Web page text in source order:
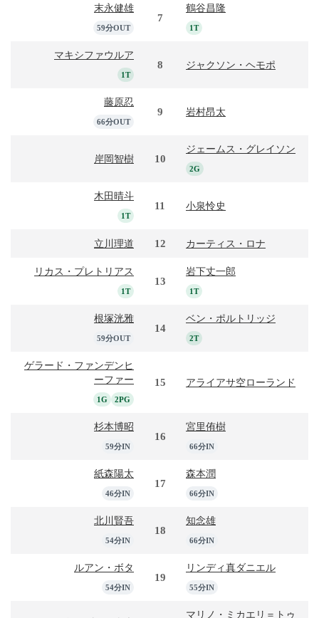
末永健雄
59分OUT
7
鶴谷昌隆
1T
マキシファウルア
1T
8 ジャクソン・ヘモポ
藤原忍
66分OUT
9 岩村昂太
岸岡智樹 10
ジェームス・グレイソン
2G
木田晴斗
1T
11 小泉怜史
立川理道 12 カーティス・ロナ
リカス・プレトリアス
1T
13
岩下丈一郎
1T
根塚洸雅
59分OUT
14
ベン・ポルトリッジ
2T
ゲラード・ファンデンヒ
ーファー
1G 2PG
15 アライアサ空ローランド
杉本博昭
59分IN
16
宮里侑樹
66分IN
紙森陽太
46分IN
17
森本潤
66分IN
北川賢吾
54分IN
18
知念雄
66分IN
ルアン・ボタ
54分IN
19
リンディ真ダニエル
55分IN
マリノ・ミカエリ＝トゥ